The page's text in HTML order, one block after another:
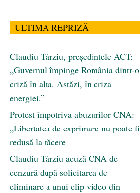
ULTIMA REPRIZĂ
Claudiu Târziu, președintele ACT:
„Guvernul împinge România dintr-o
criză în alta. Astăzi, în criza
energiei.”
Protest împotriva abuzurilor CNA:
„Libertatea de exprimare nu poate fi
redusă la tăcere
Claudiu Târziu acuză CNA de
cenzură după solicitarea de
eliminare a unui clip video din